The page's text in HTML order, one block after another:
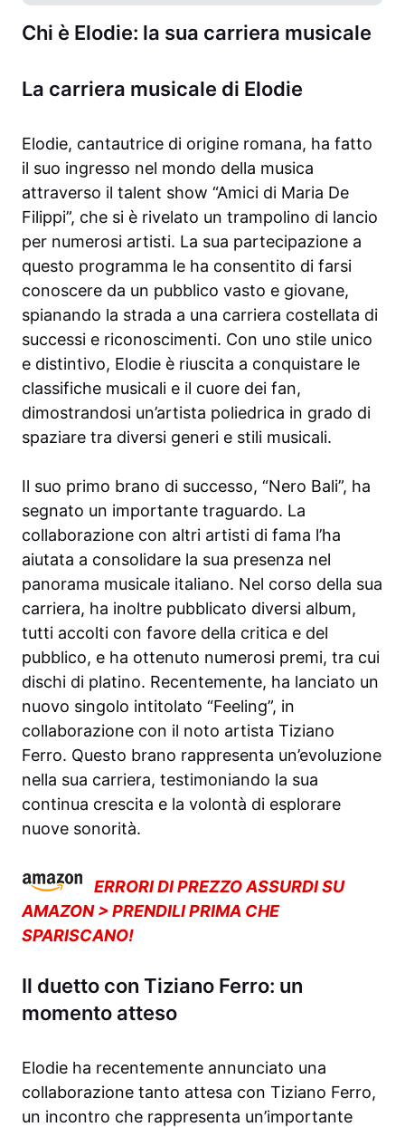
Chi è Elodie: la sua carriera musicale
La carriera musicale di Elodie
Elodie, cantautrice di origine romana, ha fatto
il suo ingresso nel mondo della musica
attraverso il talent show “Amici di Maria De
Filippi”, che si è rivelato un trampolino di lancio
per numerosi artisti. La sua partecipazione a
questo programma le ha consentito di farsi
conoscere da un pubblico vasto e giovane,
spianando la strada a una carriera costellata di
successi e riconoscimenti. Con uno stile unico
e distintivo, Elodie è riuscita a conquistare le
classifiche musicali e il cuore dei fan,
dimostrandosi un’artista poliedrica in grado di
spaziare tra diversi generi e stili musicali.
Il suo primo brano di successo, “Nero Bali”, ha
segnato un importante traguardo. La
collaborazione con altri artisti di fama l’ha
aiutata a consolidare la sua presenza nel
panorama musicale italiano. Nel corso della sua
carriera, ha inoltre pubblicato diversi album,
tutti accolti con favore della critica e del
pubblico, e ha ottenuto numerosi premi, tra cui
dischi di platino. Recentemente, ha lanciato un
nuovo singolo intitolato “Feeling”, in
collaborazione con il noto artista Tiziano
Ferro. Questo brano rappresenta un’evoluzione
nella sua carriera, testimoniando la sua
continua crescita e la volontà di esplorare
nuove sonorità.
ERRORI DI PREZZO ASSURDI SU
AMAZON > PRENDILI PRIMA CHE
SPARISCANO!
Il duetto con Tiziano Ferro: un
momento atteso
Elodie ha recentemente annunciato una
collaborazione tanto attesa con Tiziano Ferro,
un incontro che rappresenta un’importante